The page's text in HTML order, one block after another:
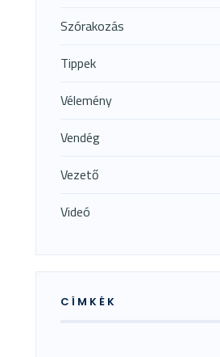
Szórakozás
Tippek
Vélemény
Vendég
Vezető
Videó
CÍMKÉK